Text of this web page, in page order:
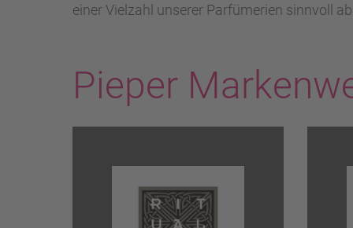
einer Vielzahl unserer Parfümerien sinnvoll
Pieper